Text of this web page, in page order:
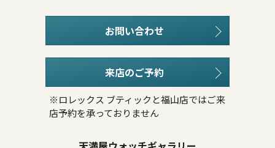
お問い合わせ
来店のご予約
※ロレックス ブティックと福山店ではご来
店予約を承っておりません